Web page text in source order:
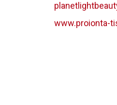
www.proionta-